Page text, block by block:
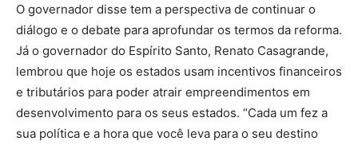
O governador disse tem a perspectiva de continuar o
diálogo e o debate para aprofundar os termos da reforma.
Já o governador do Espírito Santo, Renato Casagrande,
lembrou que hoje os estados usam incentivos financeiros
e tributários para poder atrair empreendimentos em
desenvolvimento para os seus estados. “Cada um fez a
sua política e a hora que você leva para o seu destino